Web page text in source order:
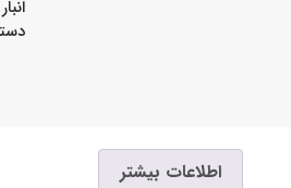
انبار موجود
دسترس نمی
بیشتر